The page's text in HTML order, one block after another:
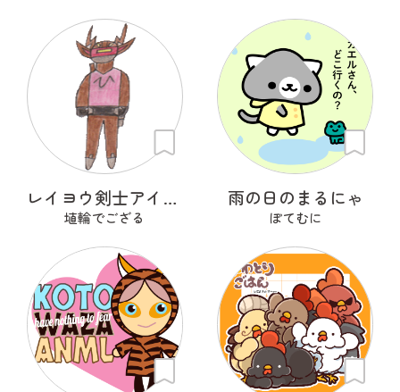
レイヨウ剣士アイベクサー
埴輪でござる
雨の日のまるにゃ
ぽてむに